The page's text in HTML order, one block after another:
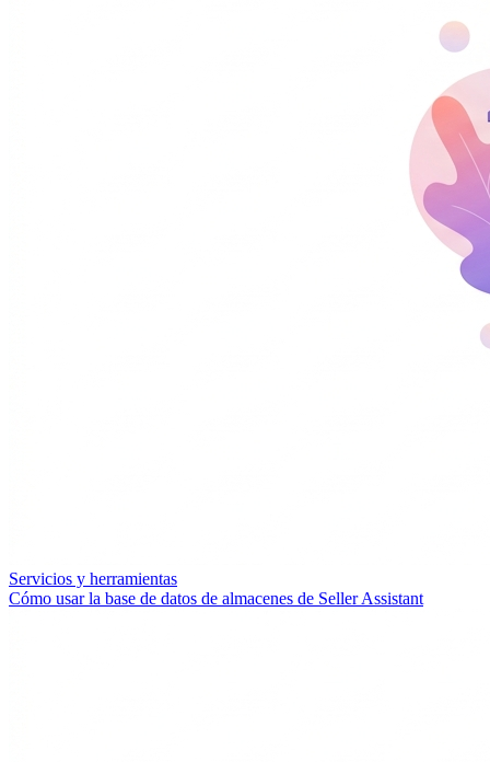
Servicios y herramientas
Cómo usar la base de datos de almacenes de Seller Assistant